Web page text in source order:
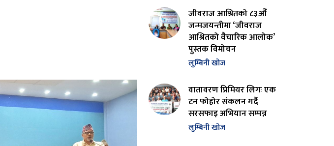
जीवराज आश्रितको ८३औँ
जन्मजयन्तीमा ‘जीवराज
आश्रितको वैचारिक आलोक’
पुस्तक विमोचन
लुम्बिनी खोज
वातावरण प्रिमियर लिगः एक
टन फोहोर संकलन गर्दै
सरसफाइ अभियान सम्पन्न
लुम्बिनी खोज